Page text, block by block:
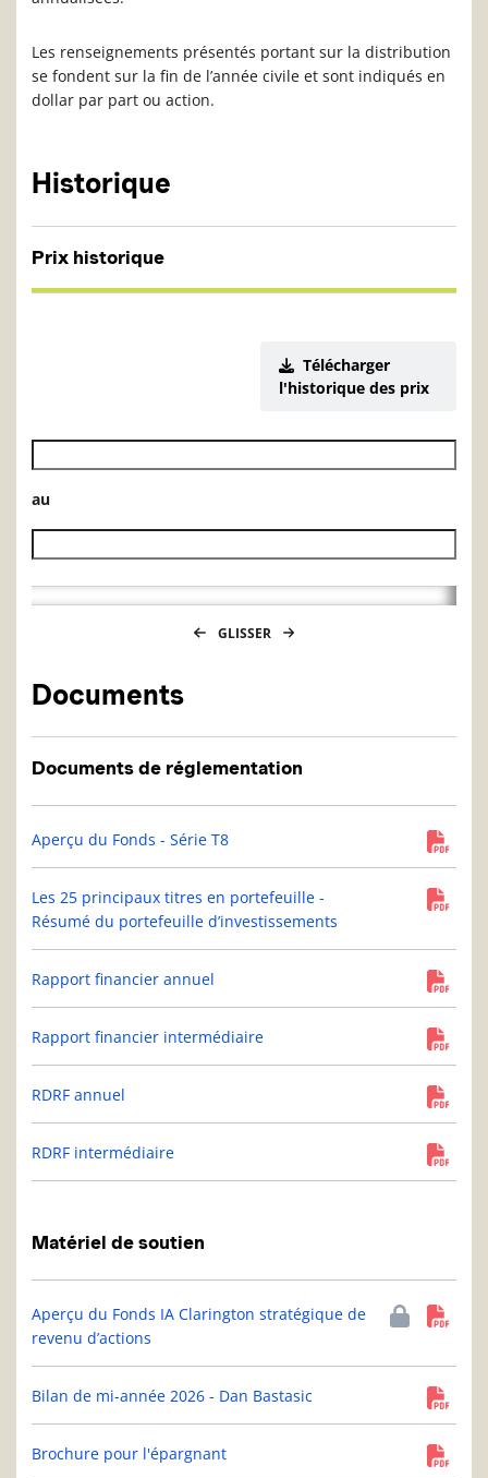
Les renseignements présentés portant sur la distribution
se fondent sur la fin de l’année civile et sont indiqués en
dollar par part ou action.
Historique
Prix historique
Télécharger
l'historique des prix
Date de début de l’historique des VL
au
Date de fin de l’historique des VL
GLISSER
Documents
Documents de réglementation
Aperçu du Fonds - Série T8
Les 25 principaux titres en portefeuille -
Résumé du portefeuille d’investissements
Rapport financier annuel
Rapport financier intermédiaire
RDRF annuel
RDRF intermédiaire
Matériel de soutien
Aperçu du Fonds IA Clarington stratégique de
revenu d’actions
Bilan de mi-année 2026 - Dan Bastasic
Brochure pour l'épargnant